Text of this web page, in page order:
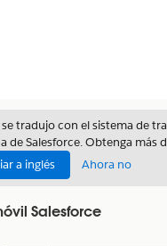
tradujo con el sistema de
de Salesforce. Obtenga más
a inglés
Ahora no
Salesforce